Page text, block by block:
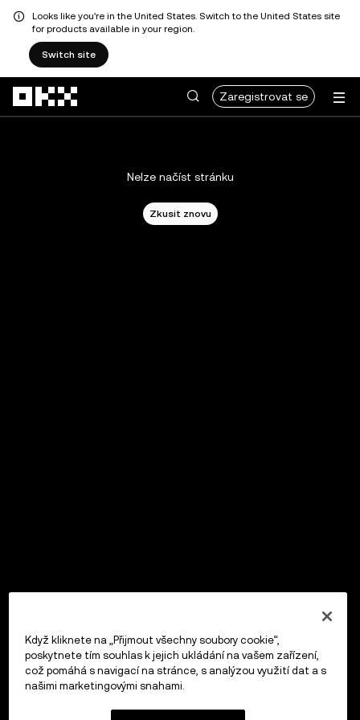
Looks like you're in the United States. Switch to the United States site
for products available in your region.
Switch site
Zaregistrovat se
Nelze načíst stránku
Zkusit znovu
Když kliknete na „Přijmout všechny soubory cookie“,
poskytnete tím souhlas k jejich ukládání na vašem zařízení,
což pomáhá s navigací na stránce, s analýzou využití dat a s
našimi marketingovými snahami.